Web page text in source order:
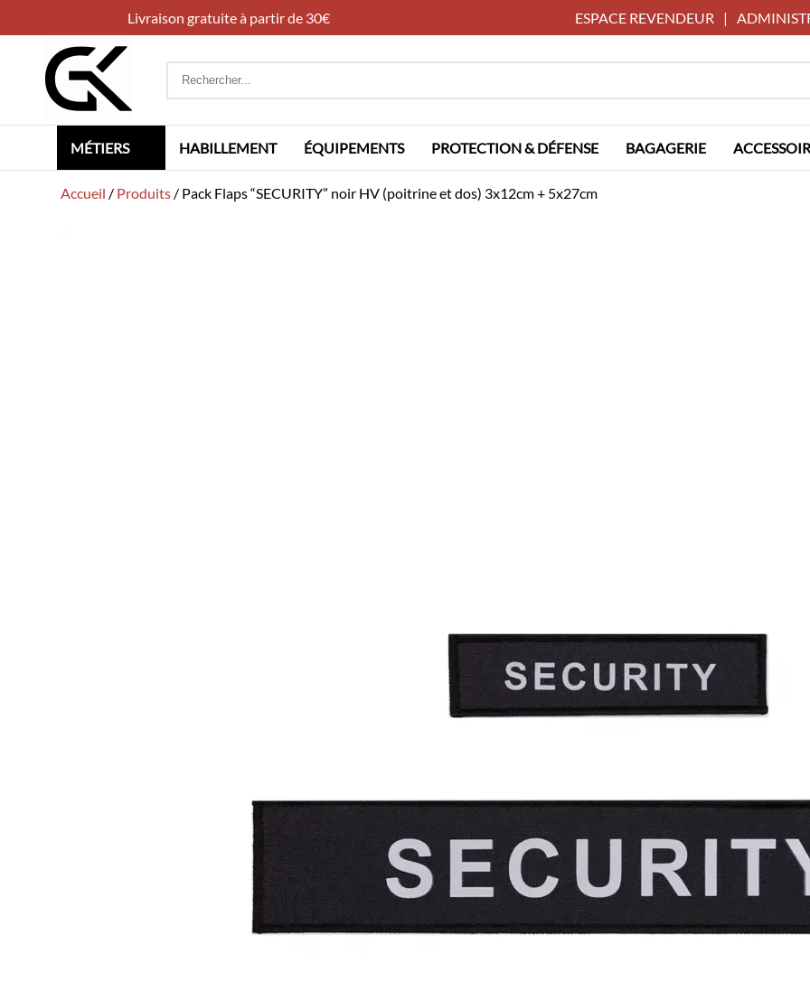
Livraison gratuite à partir de 30€ ESPACE REVENDEUR |
Rechercher
MÉTIERS HABILLEMENT ÉQUIPEMENTS PROTECTION & DÉFENSE BAGAGERIE
Accueil / Produits / Pack Flaps “SECURITY” noir HV (poitrine et dos) 3x12cm + 5x27cm